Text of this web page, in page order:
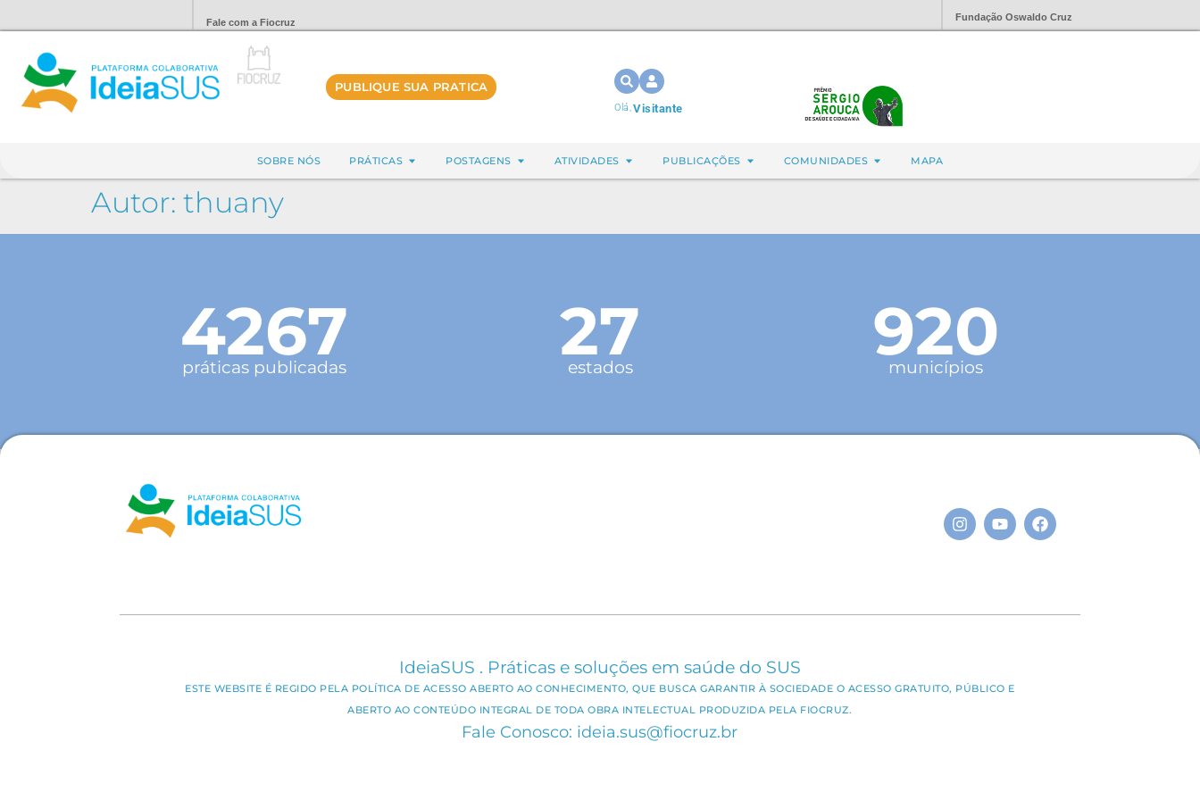
Fale com a Fiocruz Fundação Oswaldo Cruz
PUBLIQUE SUA PRATICA
Olá,Visitante
SOBRE NÓS PRÁTICAS POSTAGENS ATIVIDADES PUBLICAÇÕES COMUNIDADES MAPA
Autor: thuany
4267
práticas publicadas 27
estados 920
municípios
IdeiaSUS . Práticas e soluções em saúde do SUS
ESTE WEBSITE É REGIDO PELA POLÍTICA DE ACESSO ABERTO AO CONHECIMENTO, QUE BUSCA GARANTIR À SOCIEDADE O ACESSO GRATUITO, PÚBLICO E
ABERTO AO CONTEÚDO INTEGRAL DE TODA OBRA INTELECTUAL PRODUZIDA PELA FIOCRUZ.
Fale Conosco: ideia.sus@fiocruz.br